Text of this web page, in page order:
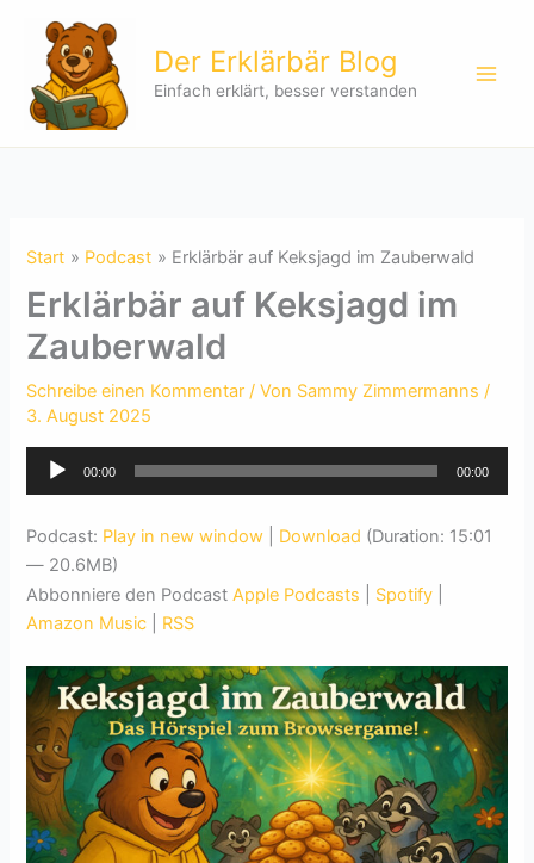
springen
Der Erklärbär Blog
Einfach erklärt, besser verstanden
Start Podcast Erklärbär auf Keksjagd im Zauberwald
Erklärbär auf Keksjagd im
Zauberwald
Schreibe einen Kommentar / Von Sammy Zimmermanns/
3. August 2025
Audio-
00:00 00:00
Podcast: Play in new window Download (Duration: 15:01
— 20.6MB)
Abbonniere den PodcastApple Podcasts Spotify
Amazon Music
RSS